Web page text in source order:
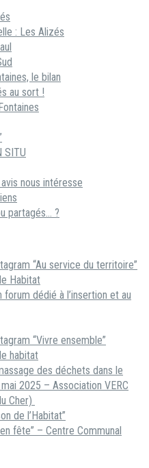
: Les Alizés
le bilan
au sort !
SITU
nous intéresse
partagés… ?
“Au service du territoire”
Habitat
dédié à l’insertion et au
“Vivre ensemble”
habitat
des déchets dans le
2025 – Association VERC
Cher)
de l’Habitat”
fête” – Centre Communal